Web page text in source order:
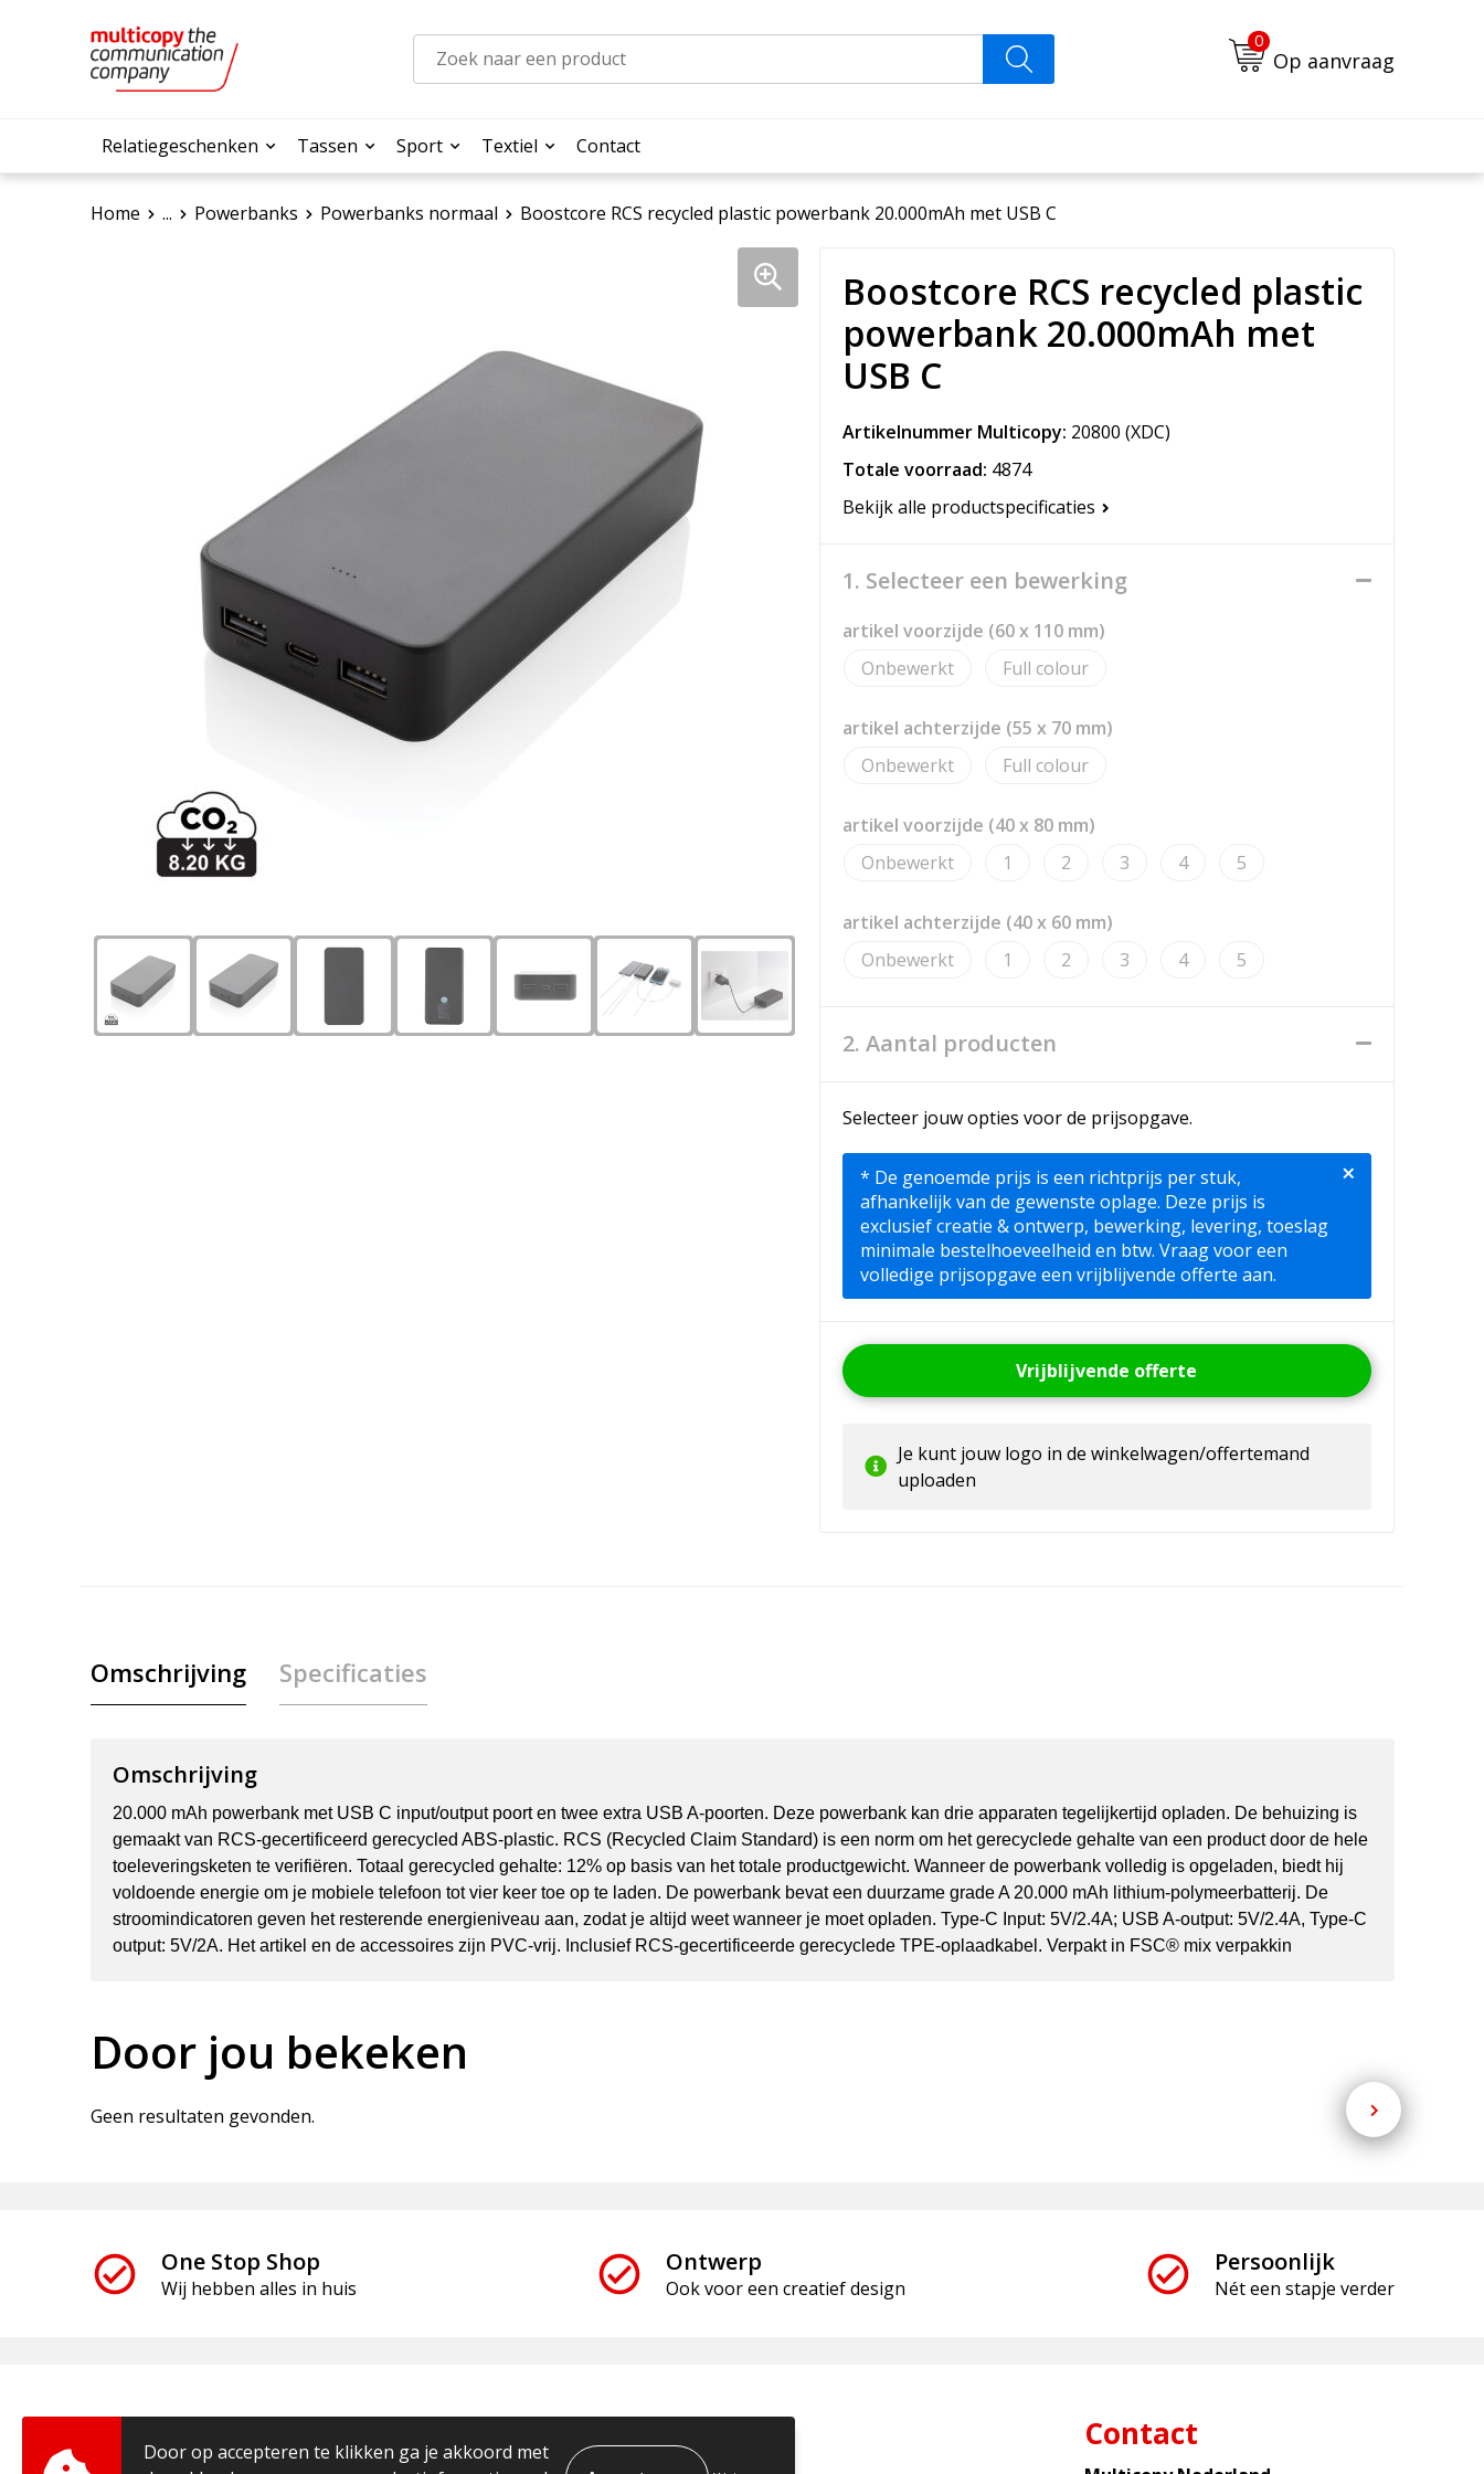
0
Op aanvraag
Relatiegeschenken Tassen Sport Textiel Contact
Home ... Powerbanks Powerbanks normaal Boostcore RCS recycled plastic powerbank 20.000mAh met USB C
Boostcore RCS recycled plastic
powerbank 20.000mAh met
USB C
Artikelnummer Multicopy: 20800 (XDC)
Totale voorraad: 4874
Bekijk alle productspecificaties
1. Selecteer een bewerking
artikel voorzijde (60 x 110 mm)
Onbewerkt
Full colour
artikel achterzijde (55 x 70 mm)
Onbewerkt
Full colour
artikel voorzijde (40 x 80 mm)
Onbewerkt
1 2 3 4 5
artikel achterzijde (40 x 60 mm)
Onbewerkt
1 2 3 4 5
2. Aantal producten
Selecteer jouw opties voor de prijsopgave.
* De genoemde prijs is een richtprijs per stuk,
afhankelijk van de gewenste oplage. Deze prijs is
exclusief creatie & ontwerp, bewerking, levering, toeslag
minimale bestelhoeveelheid en btw. Vraag voor een
volledige prijsopgave een vrijblijvende offerte aan.
×
Vrijblijvende offerte
Je kunt jouw logo in de winkelwagen/offertemand
uploaden
Omschrijving Specificaties
Omschrijving
20.000 mAh powerbank met USB C input/output poort en twee extra USB A-poorten. Deze powerbank kan drie apparaten tegelijkertijd opladen. De behuizing is
gemaakt van RCS-gecertificeerd gerecycled ABS-plastic. RCS (Recycled Claim Standard) is een norm om het gerecyclede gehalte van een product door de hele
toeleveringsketen te verifiëren. Totaal gerecycled gehalte: 12% op basis van het totale productgewicht. Wanneer de powerbank volledig is opgeladen, biedt hij
voldoende energie om je mobiele telefoon tot vier keer toe op te laden. De powerbank bevat een duurzame grade A 20.000 mAh lithium-polymeerbatterij. De
stroomindicatoren geven het resterende energieniveau aan, zodat je altijd weet wanneer je moet opladen. Type-C Input: 5V/2.4A; USB A-output: 5V/2.4A, Type-C
output: 5V/2A. Het artikel en de accessoires zijn PVC-vrij. Inclusief RCS-gecertificeerde gerecyclede TPE-oplaadkabel. Verpakt in FSC® mix verpakkin
Door jou bekeken
Geen resultaten gevonden.
One Stop Shop
Wij hebben alles in huis
Ontwerp
Ook voor een creatief design
Persoonlijk
Nét een stapje verder
Contact
Door op accepteren te klikken ga je akkoord met